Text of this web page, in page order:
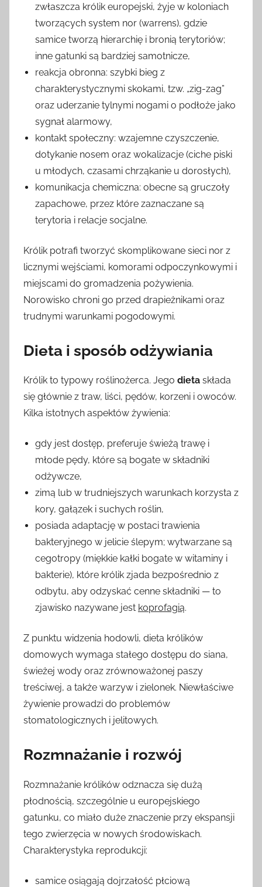
zwłaszcza królik europejski, żyje w koloniach
tworzących system nor (warrens), gdzie
samice tworzą hierarchię i bronią terytoriów;
inne gatunki są bardziej samotnicze,
reakcja obronna: szybki bieg z
charakterystycznymi skokami, tzw. „zig-zag”
oraz uderzanie tylnymi nogami o podłoże jako
sygnał alarmowy,
kontakt społeczny: wzajemne czyszczenie,
dotykanie nosem oraz wokalizacje (ciche piski
u młodych, czasami chrząkanie u dorosłych),
komunikacja chemiczna: obecne są gruczoły
zapachowe, przez które zaznaczane są
terytoria i relacje socjalne.
Królik potrafi tworzyć skomplikowane sieci nor z
licznymi wejściami, komorami odpoczynkowymi i
miejscami do gromadzenia pożywienia.
Norowisko chroni go przed drapieżnikami oraz
trudnymi warunkami pogodowymi.
Dieta i sposób odżywiania
Królik to typowy roślinożerca. Jego dieta składa
się głównie z traw, liści, pędów, korzeni i owoców.
Kilka istotnych aspektów żywienia:
gdy jest dostęp, preferuje świeżą trawę i
młode pędy, które są bogate w składniki
odżywcze,
zimą lub w trudniejszych warunkach korzysta z
kory, gałązek i suchych roślin,
posiada adaptację w postaci trawienia
bakteryjnego w jelicie ślepym; wytwarzane są
cegotropy (miękkie kałki bogate w witaminy i
bakterie), które królik zjada bezpośrednio z
odbytu, aby odzyskać cenne składniki — to
zjawisko nazywane jest koprofagią.
Z punktu widzenia hodowli, dieta królików
domowych wymaga stałego dostępu do siana,
świeżej wody oraz zrównoważonej paszy
treściwej, a także warzyw i zielonek. Niewłaściwe
żywienie prowadzi do problemów
stomatologicznych i jelitowych.
Rozmnażanie i rozwój
Rozmnażanie królików odznacza się dużą
płodnością, szczególnie u europejskiego
gatunku, co miało duże znaczenie przy ekspansji
tego zwierzęcia w nowych środowiskach.
Charakterystyka reprodukcji:
samice osiągają dojrzałość płciową